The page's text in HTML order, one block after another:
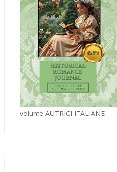
volume AUTRICI ITALIANE